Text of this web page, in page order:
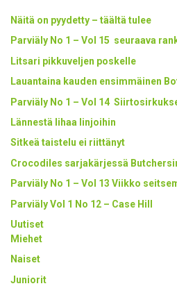
Näitä on pyydetty – täältä tulee
Parviäly No 1 – Vol 15 seuraava
Litsari pikkuveljen poskelle
Lauantaina kauden ensimmäinen
Parviäly No 1 – Vol 14
Lännestä lihaa linjoihin
Sitkeä taistelu ei riittänyt
Crocodiles sarjakärjessä
Parviäly No 1 – Vol 13 Viikko
Parviäly Vol 1 No 12 – Case Hill
Uutiset
Miehet
Naiset
Juniorit